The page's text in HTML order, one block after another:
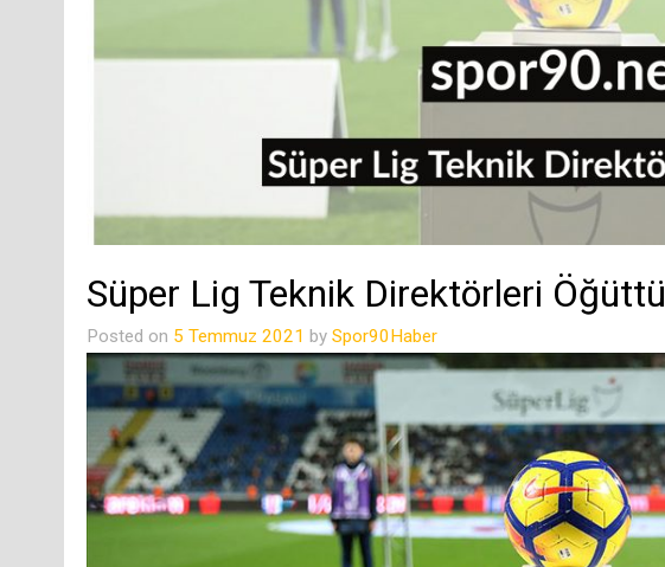
Süper Lig Teknik Direktörleri Öğüttü
Posted on 5 Temmuz 2021 by Spor90Haber